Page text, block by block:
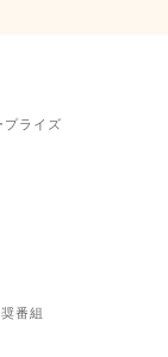
プライズ
番組